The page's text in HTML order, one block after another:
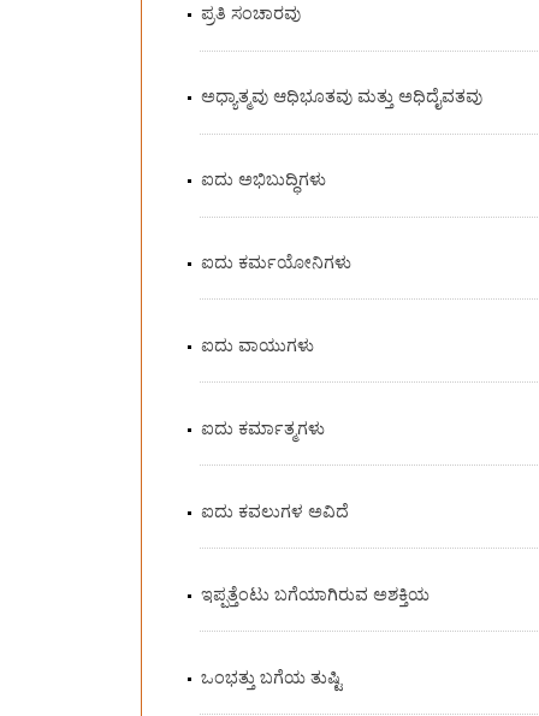
ಪ್ರತಿ ಸಂಚಾರವು
ಅಧ್ಯಾತ್ಮವು ಆಧಿಭೂತವು ಮತ್ತು ಅಧಿದೈವತವು
ಐದು ಅಭಿಬುದ್ಧಿಗಳು
ಐದು ಕರ್ಮಯೋನಿಗಳು
ಐದು ವಾಯುಗಳು
ಐದು ಕರ್ಮಾತ್ಮಗಳು
ಐದು ಕವಲುಗಳ ಅವಿದೆ
ಇಪ್ಪತ್ತೆಂಟು ಬಗೆಯಾಗಿರುವ ಅಶಕ್ತಿಯ
ಒಂಭತ್ತು ಬಗೆಯ ತುಷ್ಟಿ